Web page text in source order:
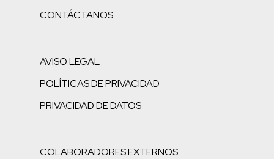
CONTÁCTANOS
AVISO LEGAL
POLÍTICAS DE PRIVACIDAD
PRIVACIDAD DE DATOS
COLABORADORES EXTERNOS